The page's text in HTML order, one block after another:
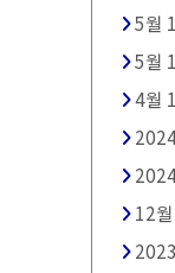
5월
5월
4월
12